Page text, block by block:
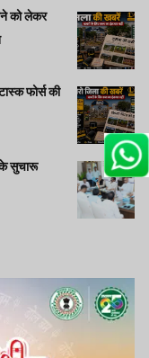
को लेकर
फोर्स की
सुचारू